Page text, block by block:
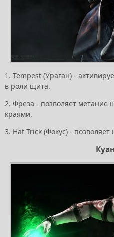
1. Tempest (Ураган) -
в роли щита.
2. Фреза - позволяет
краями.
3. Hat Trick (Фокус) -